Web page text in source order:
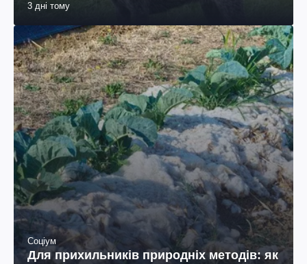
3 дні тому
Соціум
Для прихильників природніх методів: як